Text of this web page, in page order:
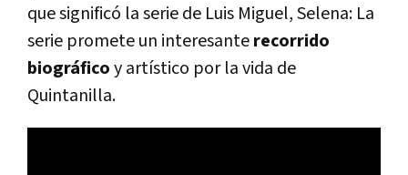
que significó la serie de Luis Miguel, Selena: La
serie promete un interesanterecorrido
biográficoy artístico por la vida de
Quintanilla.